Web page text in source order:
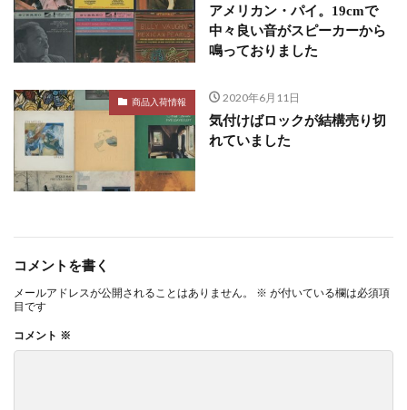
アメリカン・パイ。19cmで
中々良い音がスピーカーから
鳴っておりました
商品入荷情報 2020年6月11日
気付けばロックが結構売り切
れていました
コメントを書く
メールアドレスが公開されることはありません。 ※ が付いている欄は必須項
目です
コメント ※